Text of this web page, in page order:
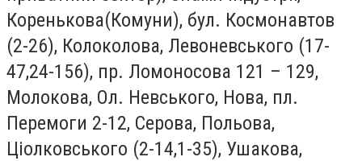
Коренькова(Комуни), бул. Космонавтов
(2-26), Колоколова, Левоневського (17-
47,24-156), пр. Ломоносова 121 – 129,
Молокова, Ол. Невського, Нова, пл.
Перемоги 2-12, Серова, Польова,
Ціолковського (2-14,1-35), Ушакова,